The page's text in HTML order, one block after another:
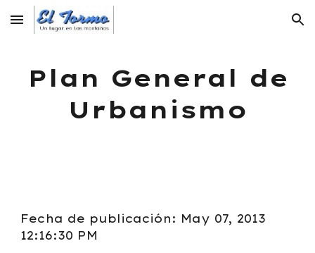
Skip to main content Skip to navigation
Plan General de
Urbanismo
Fecha de publicación: May 07, 2013
12:16:30 PM